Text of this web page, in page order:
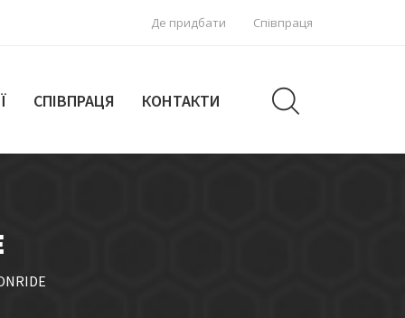
Де придбати Співпраця
СПІВПРАЦЯ КОНТАКТИ